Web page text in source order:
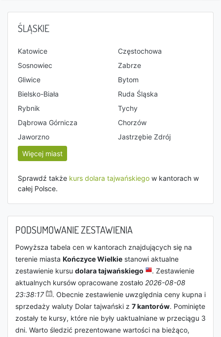
ŚLĄSKIE
Katowice
Częstochowa
Sosnowiec
Zabrze
Gliwice
Bytom
Bielsko-Biała
Ruda Śląska
Rybnik
Tychy
Dąbrowa Górnicza
Chorzów
Jaworzno
Jastrzębie Zdrój
Więcej miast
Sprawdź także kurs dolara tajwańskiego w kantorach w
całej Polsce.
PODSUMOWANIE ZESTAWIENIA
Powyższa tabela cen w kantorach znajdujących się na
terenie miasta Kończyce Wielkie stanowi aktualne
zestawienie kursu dolara tajwańskiego
. Zestawienie
aktualnych kursów opracowane zostało 2026-08-08
23:38:17
. Obecnie zestawienie uwzględnia ceny kupna i
sprzedaży waluty Dolar tajwański z 7 kantorów. Pominięte
zostały te kursy, które nie były uaktualniane w przeciągu 3
dni. Warto śledzić prezentowane wartości na bieżąco,